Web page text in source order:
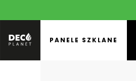
PANELE SZKLANE